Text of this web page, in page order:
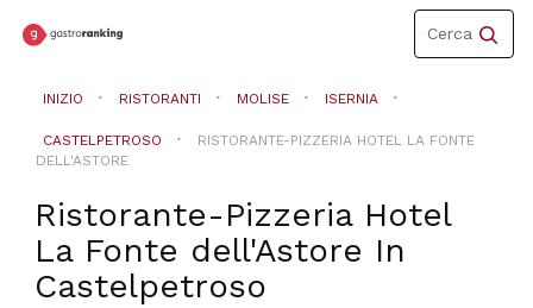
Toggle
navigation
Cerca
INIZIO RISTORANTI MOLISE ISERNIA
CASTELPETROSO
RISTORANTE-PIZZERIA HOTEL LA FONTE
DELL'ASTORE
Ristorante-Pizzeria Hotel
La Fonte dell'Astore In
Castelpetroso